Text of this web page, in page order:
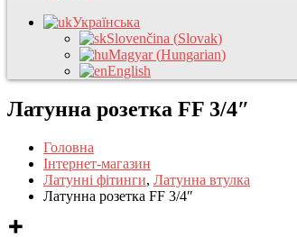
Українська
Slovenčina (Slovak)
Magyar (Hungarian)
English
Латунна розетка FF 3/4″
Головна
Інтернет-магазин
Латунні фітинги, Латунна втулка
Латунна розетка FF 3/4″